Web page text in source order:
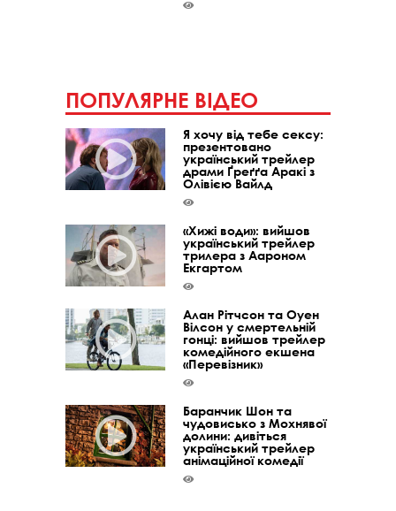
ПОПУЛЯРНЕ ВІДЕО
Я хочу від тебе сексу:
презентовано
український трейлер
драми Ґреґґа Аракі з
Олівією Вайлд
«Хижі води»: вийшов
український трейлер
трилера з Аароном
Екгартом
Алан Рітчсон та Оуен
Вілсон у смертельній
гонці: вийшов трейлер
комедійного екшена
«Перевізник»
Баранчик Шон та
чудовисько з Мохнявої
долини: дивіться
український трейлер
анімаційної комедії